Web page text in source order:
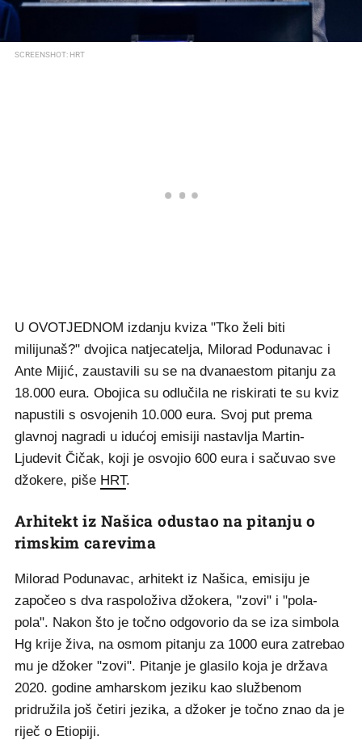
SCREENSHOT: HRT
U OVOTJEDNOM izdanju kviza "Tko želi biti
milijunaš?" dvojica natjecatelja, Milorad Podunavac i
Ante Mijić, zaustavili su se na dvanaestom pitanju za
18.000 eura. Obojica su odlučila ne riskirati te su kviz
napustili s osvojenih 10.000 eura. Svoj put prema
glavnoj nagradi u idućoj emisiji nastavlja Martin-
Ljudevit Čičak, koji je osvojio 600 eura i sačuvao sve
džokere, piše HRT.
Arhitekt iz Našica odustao na pitanju o
rimskim carevima
Milorad Podunavac, arhitekt iz Našica, emisiju je
započeo s dva raspoloživa džokera, "zovi" i "pola-
pola". Nakon što je točno odgovorio da se iza simbola
Hg krije živa, na osmom pitanju za 1000 eura zatrebao
mu je džoker "zovi". Pitanje je glasilo koja je država
2020. godine amharskom jeziku kao službenom
pridružila još četiri jezika, a džoker je točno znao da je
riječ o Etiopiji.